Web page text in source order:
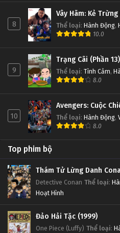
8
Vây Hãm: Kẻ
Thể loại: Hành Động,
10.0
9
Trạng Cãi (Phần 13)
Thể loại: Tình Cảm,
8.0
10
Avengers: Cuộc
Thể loại: Hành Động,
8.0
Top phim bộ
Thám Tử Lừng Danh
Detective Conan Thể loại:
Hoạt Hình
Đảo Hải Tặc (1999)
One Piece (Luffy) Thể loại: